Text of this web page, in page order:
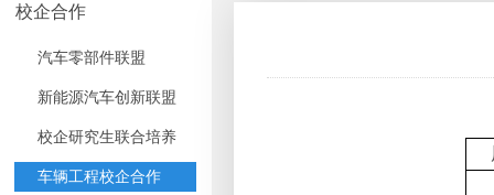
校企合作
汽车零部件联盟
新能源汽车创新联盟
校企研究生联合培养
车辆工程校企合作